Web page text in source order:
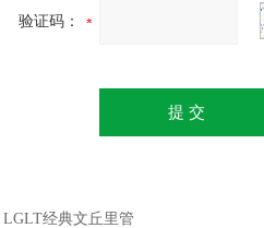
验证码：
LGLT经典文丘里管